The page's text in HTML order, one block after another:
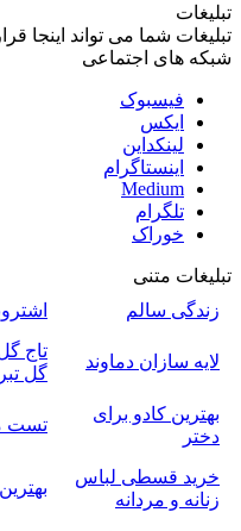
تبلیغات
تبلیغات شما می تواند اینجا
شبکه های اجتماعی
فیسبوک
ایکس
لینکداین
اینستاگرام
Medium
تلگرام
خوراک
تبلیغات متنی
زندگی سالم
لایه سازان دماوند
تاج
گل
بهترین کادو برای
دختر
تست
خرید قسطی لباس
زنانه و مردانه